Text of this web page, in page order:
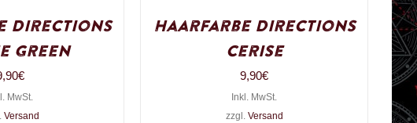
Directions
Green
€
MwSt.
Versand
Haarfarbe Directions
Cerise
9,90€
Inkl. MwSt.
zzgl. Versand